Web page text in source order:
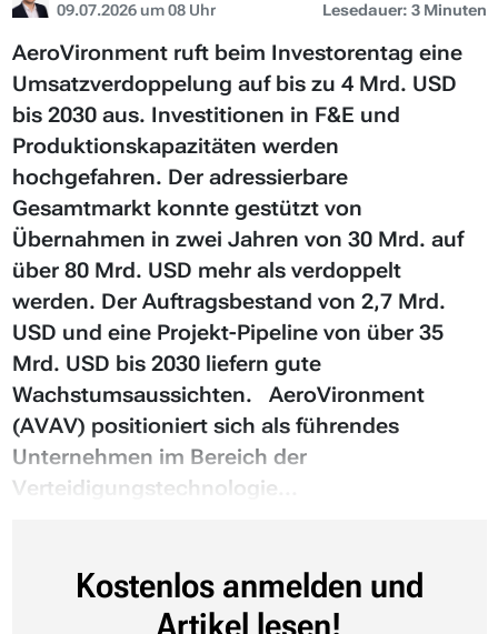
09.07.2026 um 08 Uhr
Lesedauer: 3 Minuten
AeroVironment ruft beim Investorentag eine
Umsatzverdoppelung auf bis zu 4 Mrd. USD
bis 2030 aus. Investitionen in F&E und
Produktionskapazitäten werden
hochgefahren. Der adressierbare
Gesamtmarkt konnte gestützt von
Übernahmen in zwei Jahren von 30 Mrd. auf
über 80 Mrd. USD mehr als verdoppelt
werden. Der Auftragsbestand von 2,7 Mrd.
USD und eine Projekt-Pipeline von über 35
Mrd. USD bis 2030 liefern gute
Wachstumsaussichten. AeroVironment
(AVAV) positioniert sich als führendes
Unternehmen im Bereich der
Verteidigungstechnologie...
Kostenlos anmelden und